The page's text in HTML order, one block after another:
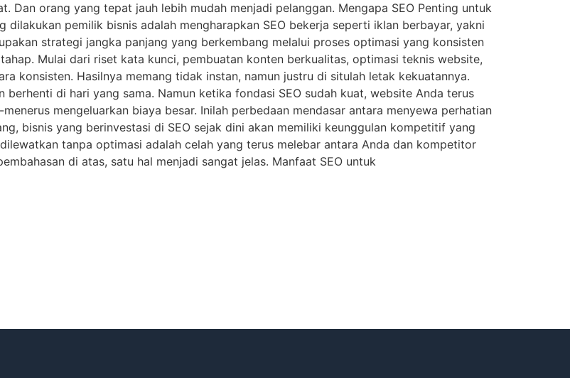
Dan orang yang tepat jauh lebih mudah menjadi pelanggan. Mengapa SEO Penting untuk
dilakukan pemilik bisnis adalah mengharapkan SEO bekerja seperti iklan berbayar, yakni
strategi jangka panjang yang berkembang melalui proses optimasi yang konsisten
Mulai dari riset kata kunci, pembuatan konten berkualitas, optimasi teknis website,
konsisten. Hasilnya memang tidak instan, namun justru di situlah letak kekuatannya.
di hari yang sama. Namun ketika fondasi SEO sudah kuat, website Anda terus
mengeluarkan biaya besar. Inilah perbedaan mendasar antara menyewa perhatian
bisnis yang berinvestasi di SEO sejak dini akan memiliki keunggulan kompetitif yang
tanpa optimasi adalah celah yang terus melebar antara Anda dan kompetitor
di atas, satu hal menjadi sangat jelas. Manfaat SEO untuk